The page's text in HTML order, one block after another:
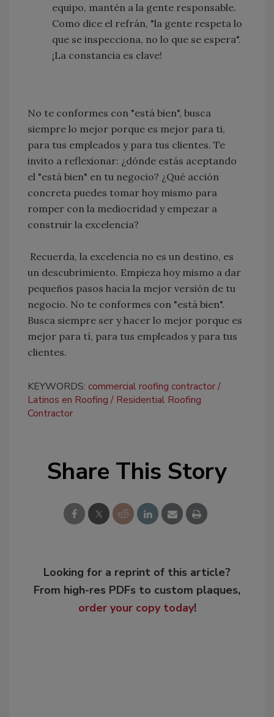
equipo, mantén a la gente responsable.
Como dice el refrán, "la gente respeta lo
que se inspecciona, no lo que se espera".
¡La constancia es clave!
No te conformes con "está bien", busca
siempre lo mejor porque es mejor para ti,
para tus empleados y para tus clientes. Te
invito a reflexionar: ¿dónde estás aceptando
el "está bien" en tu negocio? ¿Qué acción
concreta puedes tomar hoy mismo para
romper con la mediocridad y empezar a
construir la excelencia?
Recuerda, la excelencia no es un destino, es
un descubrimiento. Empieza hoy mismo a dar
pequeños pasos hacia la mejor versión de tu
negocio. No te conformes con "está bien".
Busca siempre ser y hacer lo mejor porque es
mejor para tí, para tus empleados y para tus
clientes.
KEYWORDS: commercial roofing contractor
Latinos en Roofing
Residential Roofing
Contractor
Share This Story
Looking for a reprint of this article?
From high-res PDFs to custom plaques,
order your copy today!